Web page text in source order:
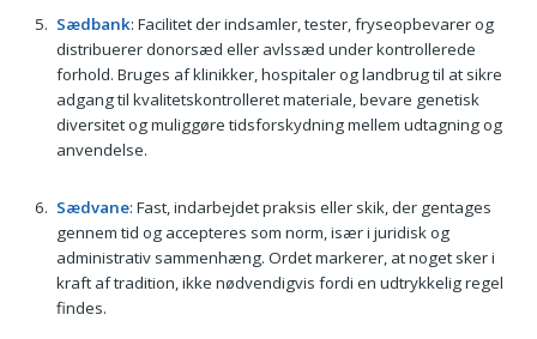
Sædbank: Facilitet der indsamler, tester, fryseopbevarer og
distribuerer donorsæd eller avlssæd under kontrollerede
forhold. Bruges af klinikker, hospitaler og landbrug til at sikre
adgang til kvalitetskontrolleret materiale, bevare genetisk
diversitet og muliggøre tidsforskydning mellem udtagning og
anvendelse.
Sædvane: Fast, indarbejdet praksis eller skik, der gentages
gennem tid og accepteres som norm, især i juridisk og
administrativ sammenhæng. Ordet markerer, at noget sker i
kraft af tradition, ikke nødvendigvis fordi en udtrykkelig regel
findes.